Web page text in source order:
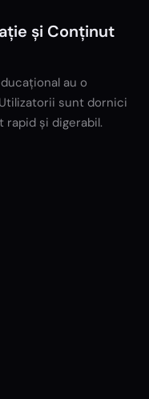
și Conținut
au o
sunt dornici
și digerabil.